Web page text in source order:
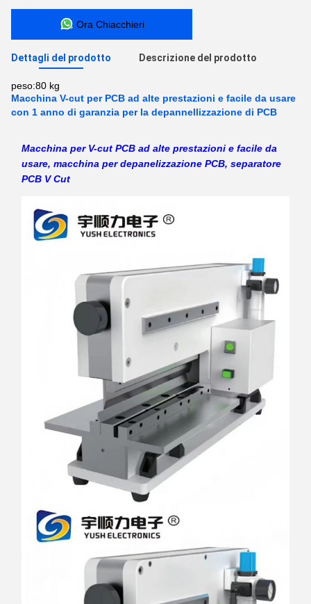
Ora Chiacchieri
Dettagli del prodotto Descrizione del prodotto
peso:80 kg
Macchina V-cut per PCB ad alte prestazioni e facile da usare
con 1 anno di garanzia per la depannellizzazione di PCB
Macchina per V-cut PCB ad alte prestazioni e facile da
usare, macchina per depanelizzazione PCB, separatore
PCB V Cut